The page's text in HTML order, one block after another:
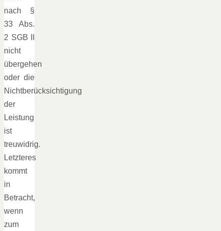
nach §
33 Abs.
2 SGB II
nicht
übergehen
oder die
Nichtberücksichtigung
der
Leistung
ist
treuwidrig.
Letzteres
kommt
in
Betracht,
wenn
zum